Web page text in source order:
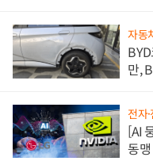
자동
만,
전자
[AI
동맹